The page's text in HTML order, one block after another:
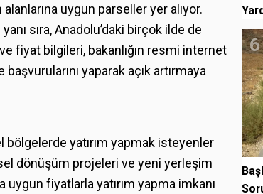
uygun parseller yer alıyor.
sıra, Anadolu’daki birçok ilde de
fiyat bilgileri, bakanlığın resmi internet
yaparak açık artırmaya
yatırım yapmak isteyenler
dönüşüm projeleri ve yeni yerleşim
fiyatlarla yatırım yapma imkanı
6